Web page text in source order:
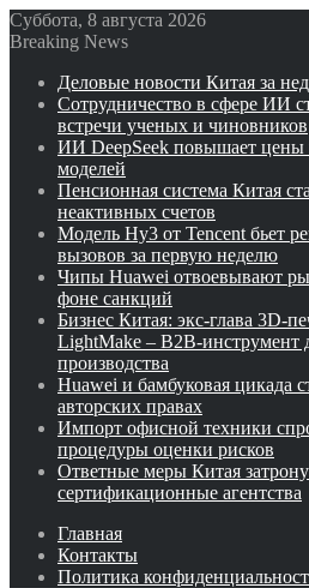
Суббота, 8 августа 2026
Breaking News
Деловые новости Китая за
Сотрудничество в сфере ИИ
встречи ученых и чиновников
ИИ DeepSeek повышает цены
моделей
Пенсионная система Китая
неактивных счетов
Модель Hy3 от Tencent бьет
вызовов за первую неделю
Чипы Huawei отвоевывают
фоне санкций
Бизнес Китая: экс-глава 3D-
LightMake – B2B-инструмент
производства
Huawei и бамбуковая цикада
авторских правах
Импорт офисной техники
процедуры оценки рисков
Ответные меры Китая
сертификационные агентства
Главная
Контакты
Политика